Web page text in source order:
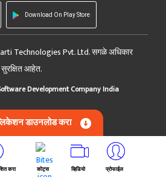
Download On Play Store
Technologies Pvt. Ltd. सगळे अधिकार
सुरक्षित आहेत.
Development Company India
डाउनलोड करा
करा कोट्स व्हिडियो प्रोफाईल